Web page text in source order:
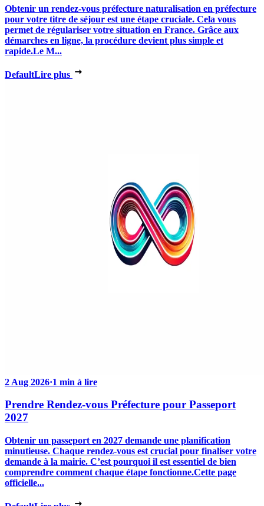
Obtenir un rendez-vous préfecture naturalisation en préfecture
pour votre titre de séjour est une étape cruciale. Cela vous
permet de régulariser votre situation en France. Grâce aux
démarches en ligne, la procédure devient plus simple et
rapide.Le M...
DefaultLire plus
2 Aug 2026·1 min à lire
Prendre Rendez-vous Préfecture pour Passeport
2027
Obtenir un passeport en 2027 demande une planification
minutieuse. Chaque rendez-vous est crucial pour finaliser votre
demande à la mairie. C’est pourquoi il est essentiel de bien
comprendre comment chaque étape fonctionne.Cette page
officielle...